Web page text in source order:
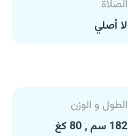
الصلاة
لا أصلي
الطول و الوزن
182 سم , 80 كغ